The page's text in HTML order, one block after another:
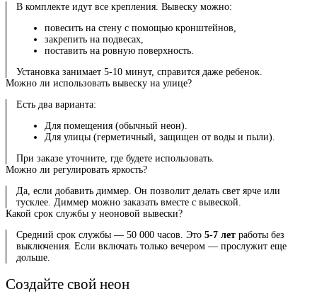
В комплекте идут все крепления. Вывеску можно:
повесить на стену с помощью кронштейнов,
закрепить на подвесах,
поставить на ровную поверхность.
Установка занимает 5-10 минут, справится даже ребенок.
Можно ли использовать вывеску на улице?
Есть два варианта:
Для помещения (обычный неон).
Для улицы (герметичный, защищен от воды и пыли).
При заказе уточните, где будете использовать.
Можно ли регулировать яркость?
Да, если добавить диммер. Он позволит делать свет ярче или
тусклее. Диммер можно заказать вместе с вывеской.
Какой срок службы у неоновой вывески?
Средний срок службы — 50 000 часов. Это 5-7 лет работы без
выключения. Если включать только вечером — прослужит еще
дольше.
Создайте свой неон